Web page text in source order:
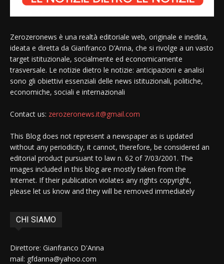
Zerozeronews è una realtà editoriale web, originale e inedita,
ideata e diretta da Gianfranco D’Anna, che si rivolge a un vasto
target istituzionale, socialmente ed economicamente
trasversale. Le notizie dietro le notizie: anticipazioni e analisi
sono gli obiettivi essenziali delle news istituzionali, politiche,
economiche, sociali e internazionali
Contact us: zerozeronews.it@gmail.com
This Blog does not represent a newspaper as is updated
without any periodicity, it cannot, therefore, be considered an
editorial product pursuant to law n. 62 of 7/03/2001. The
images included in this blog are mostly taken from the
Internet. If their publication violates any rights copyright,
please let us know and they will be removed immediately
CHI SIAMO
Direttore: Gianfranco D'Anna
mail: gfdanna@yahoo.com